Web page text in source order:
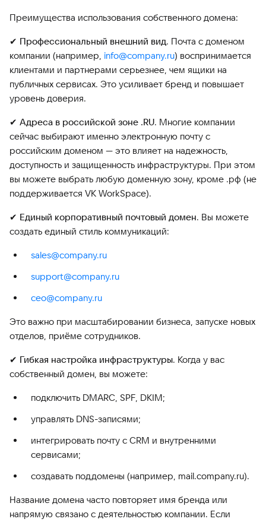
Преимущества использования собственного домена:
✔ Профессиональный внешний вид. Почта с доменом
компании (например, info@company.ru) воспринимается
клиентами и партнерами серьезнее, чем ящики на
публичных сервисах. Это усиливает бренд и повышает
уровень доверия.
✔ Адреса в российской зоне .RU. Многие компании
сейчас выбирают именно электронную почту с
российским доменом — это влияет на надежность,
доступность и защищенность инфраструктуры. При этом
вы можете выбрать любую доменную зону, кроме .рф (не
поддерживается VK WorkSpace).
✔ Единый корпоративный почтовый домен. Вы можете
создать единый стиль коммуникаций:
sales@company.ru
support@company.ru
ceo@company.ru
Это важно при масштабировании бизнеса, запуске новых
отделов, приёме сотрудников.
✔ Гибкая настройка инфраструктуры. Когда у вас
собственный домен, вы можете:
подключить DMARC, SPF, DKIM;
управлять DNS-записями;
интегрировать почту с CRM и внутренними
сервисами;
создавать поддомены (например, mail.company.ru).
Название домена часто повторяет имя бренда или
напрямую связано с деятельностью компании. Если